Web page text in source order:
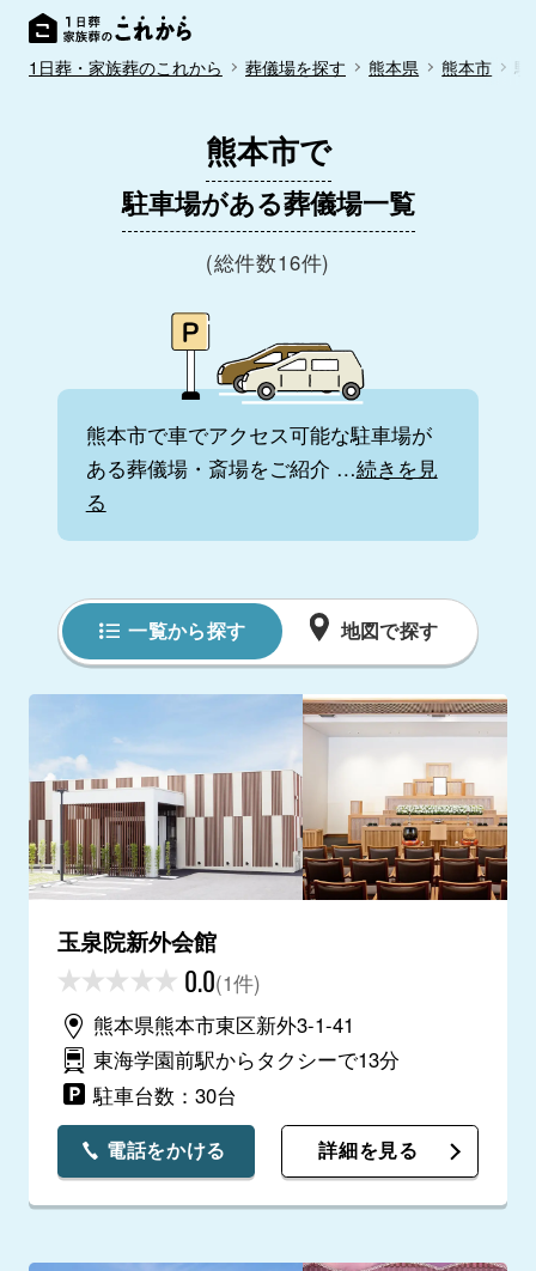
1日葬・家族葬のこれから 葬儀場を探す 熊本県 熊本市 駐
熊本市で
駐車場がある葬儀場一覧
(総件数16件)
熊本市で車でアクセス可能な駐車場が
ある葬儀場・斎場をご紹介 …続きを見
る
一覧から探す 地図で探す
玉泉院新外会館
0.0(1件)
熊本県熊本市東区新外3-1-41
東海学園前駅からタクシーで13分
駐車台数：30台
電話をかける 詳細を見る